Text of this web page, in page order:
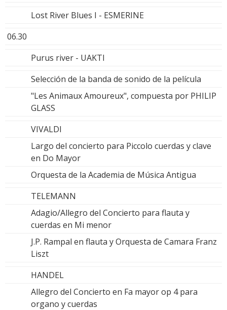
Lost River Blues I - ESMERINE
06.30
Purus river - UAKTI
Selección de la banda de sonido de la película
"Les Animaux Amoureux", compuesta por PHILIP
GLASS
VIVALDI
Largo del concierto para Piccolo cuerdas y clave
en Do Mayor
Orquesta de la Academia de Música Antigua
TELEMANN
Adagio/Allegro del Concierto para flauta y
cuerdas en Mi menor
J.P. Rampal en flauta y Orquesta de Camara Franz
Liszt
HANDEL
Allegro del Concierto en Fa mayor op 4 para
organo y cuerdas